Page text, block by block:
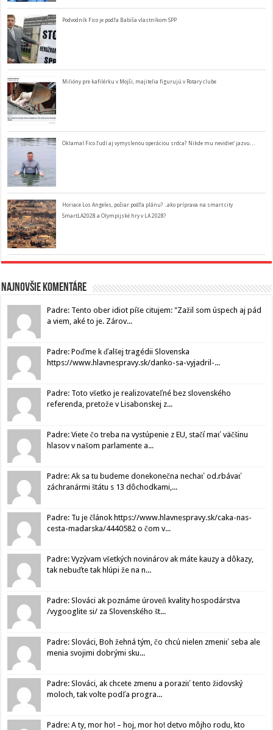
Podvodník Fico je podľa Babiša vlastníkom SPP
Milióny pre kafilérku v Mojši, majitelia figurujú v Rotary clube
Oklamal Fico ľudí aj vymyslenou operáciou srdca? Nikde mu nevidieť jazvu…
Horiace Los Angeles, požiar podľa plánu? ..ako príprava na smart city
SmartLA2028 a Olympijské hry v LA 2028?
Najnovšie komentáre
Padre: Tento ober idiot píše citujem: "Zažil som úspech aj pád
a viem, aké to je. Zárov...
Padre: Poďme k ďalšej tragédii Slovenska
https://www.hlavnespravy.sk/danko-sa-vyjadril-...
Padre: Toto všetko je realizovateľné bez slovenského
referenda, pretože v Lisabonskej z...
Padre: Viete čo treba na vystúpenie z EU, stačí mať väčšinu
hlasov v našom parlamente a...
Padre: Ak sa tu budeme donekonečna nechať od.rbávať
záchranármi štátu s 13 dôchodkami,...
Padre: Tu je článok https://www.hlavnespravy.sk/caka-nas-
cesta-madarska/4440582 o čom v...
Padre: Vyzývam všetkých novinárov ak máte kauzy a dôkazy,
tak nebuďte tak hlúpi že na n...
Padre: Slováci ak poznáme úroveň kvality hospodárstva
/vygooglite si/ za Slovenského št...
Padre: Slováci, Boh žehná tým, čo chcú nielen zmeniť seba ale
menia svojimi dobrými sku...
Padre: Slováci, ak chcete zmenu a poraziť tento židovský
moloch, tak volte podľa progra...
Padre: A ty, mor ho! – hoj, mor ho! detvo môjho rodu, kto